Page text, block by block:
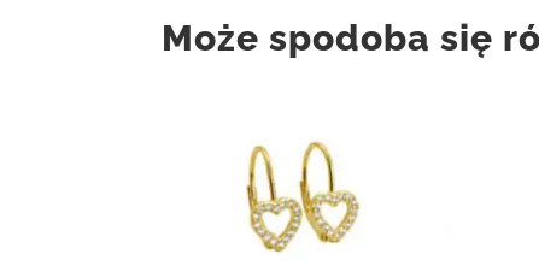
Może spodoba się